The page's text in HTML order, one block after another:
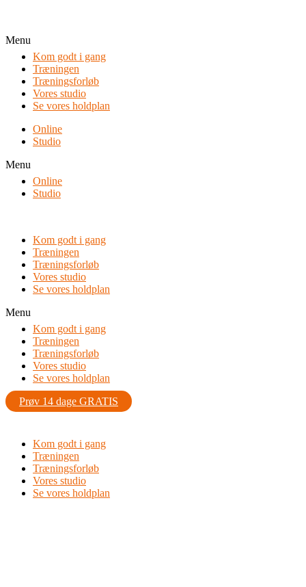
Menu
Kom godt i gang
Træningen
Træningsforløb
Vores studio
Se vores holdplan
Online
Studio
Menu
Online
Studio
Kom godt i gang
Træningen
Træningsforløb
Vores studio
Se vores holdplan
Menu
Kom godt i gang
Træningen
Træningsforløb
Vores studio
Se vores holdplan
Prøv 14 dage GRATIS
Kom godt i gang
Træningen
Træningsforløb
Vores studio
Se vores holdplan